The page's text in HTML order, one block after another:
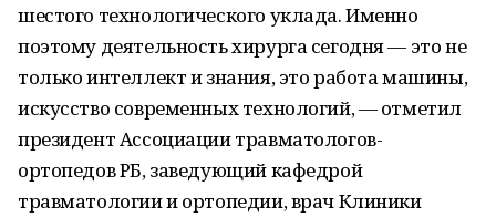
шестого технологического уклада. Именно
поэтому деятельность хирурга сегодня — это не
только интеллект и знания, это работа машины,
искусство современных технологий, — отметил
президент Ассоциации травматологов-
ортопедов РБ, заведующий кафедрой
травматологии и ортопедии, врач Клиники